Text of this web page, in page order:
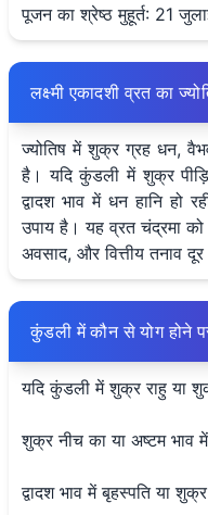
पूजन का श्रेष्ठ मुहूर्त: 21
लक्ष्मी एकादशी व्रत का
ज्योतिष में शुक्र ग्रह धन,
है। यदि कुंडली में शुक्र
द्वादश भाव में धन हानि हो
उपाय है। यह व्रत चंद्रमा
अवसाद, और वित्तीय तनाव दूर
कुंडली में कौन से योग होने
यदि कुंडली में शुक्र राहु या
शुक्र नीच का या अष्टम भाव
द्वादश भाव में बृहस्पति या